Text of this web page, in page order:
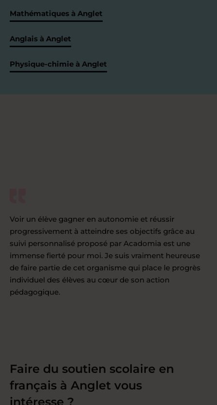
Mathématiques à Anglet
Anglais à Anglet
Physique-chimie à Anglet
Voir un élève gagner en autonomie et réussir
progressivement à atteindre ses objectifs grâce au
suivi personnalisé proposé par Acadomia est une
immense fierté pour moi. Je suis vraiment heureuse
de faire partie de cet organisme qui place le progrès
individuel des élèves au cœur de son action
pédagogique.
Faire du soutien scolaire en
français à Anglet vous
intéresse ?